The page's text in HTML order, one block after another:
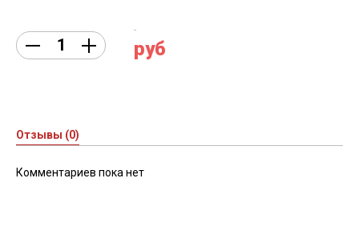
руб
Отзывы (0)
Комментариев пока нет